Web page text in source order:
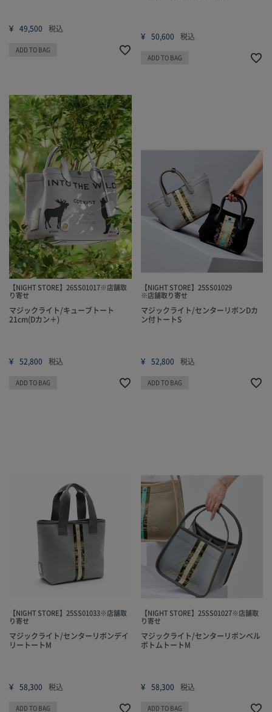
¥ 49,500 税込
ADD TO BAG
¥ 50,600 税込
ADD TO BAG
【NIGHT STORE】26SS01017※店舗取
り寄せ
マジックライト/キューブトート
21cm(Dカン＋)
¥ 52,800 税込
ADD TO BAG
【NIGHT STORE】25SS01029
※店舗取り寄せ
マジックライト/センターリボンDカ
ン付トートS
¥ 52,800 税込
ADD TO BAG
【NIGHT STORE】25SS01033※店舗取
り寄せ
マジックライト/センターリボンデイ
リートートM
¥ 58,300 税込
ADD TO BAG
【NIGHT STORE】25SS01027※店舗取
り寄せ
マジックライト/センターリボンベル
ボトムトートM
¥ 58,300 税込
ADD TO BAG